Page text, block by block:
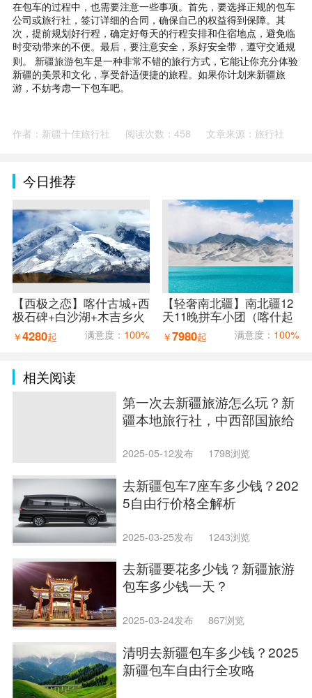
在包车的过程中，也需要注意一些事项。首先，要选择正规的包车
公司或旅行社，签订详细的合同，确保自己的权益得到保障。其
次，提前规划好行程，确定好每天的行程安排和住宿地点，避免临
时变动带来的不便。最后，要注意安全，系好安全带，遵守交通规
则。 新疆旅游包车是一种非常不错的旅行方式，它能让你充分体验
新疆的美景和文化，享受舒适便捷的旅程。如果你计划来新疆旅
游，不妨考虑一下包车吧。
作者：新疆十佳旅行社 阅读次数：458 文章来源：旅行社
今日推荐
【西极之恋】喀什古城+西
极石碑+白沙湖+木吉乡火
山口+红旗拉普口岸+盘龙
古道7天6晚拼车小团（喀
￥4280起 满意度： 100%
【轻奢南北疆】南北疆12
天11晚拼车小团（喀什起
乌鲁木齐止）
￥7980起 满意度： 100%
相关阅读
第一次去新疆旅游怎么玩？新
疆本地旅行社，中西部国旅给
2025-05-12发布 1798浏览
去新疆包车7座车多少钱？202
5自由行价格全解析
2025-03-25发布 1243浏览
去新疆要花多少钱？新疆旅游
包车多少钱一天？
2025-03-24发布 867浏览
清明去新疆包车多少钱？2025
新疆包车自由行全攻略